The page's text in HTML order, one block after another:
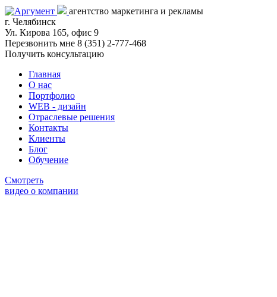
агентство маркетинга и рекламы
г. Челябинск
Ул. Кирова 165, офис 9
Перезвонить мне 8 (351) 2-777-468
Получить консультацию
Главная
О нас
Портфолио
WEB - дизайн
Отраслевые решения
Контакты
Клиенты
Блог
Обучение
Смотреть
видео о компании